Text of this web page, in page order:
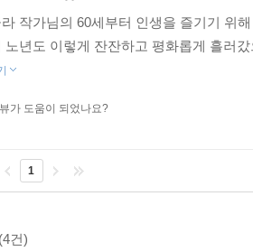
작가님의 60세부터 인생을 즐기기 위
노년도 이렇게 잔잔하고 평화롭게 흘러
가 도움이 되었나요?
1
(4건)